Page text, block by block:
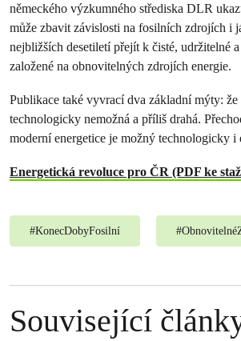
německého výzkumného střediska DLR
může zbavit závislosti na fosilních zdrojích i
nejbližších desetiletí přejít k čisté, udržitelné
založené na obnovitelných zdrojích energie.
Publikace také vyvrací dva základní mýty: že
technologicky nemožná a příliš drahá.
moderní energetice je možný technologicky i
Energetická revoluce pro ČR (PDF ke
#KonecDobyFosilní #
Související